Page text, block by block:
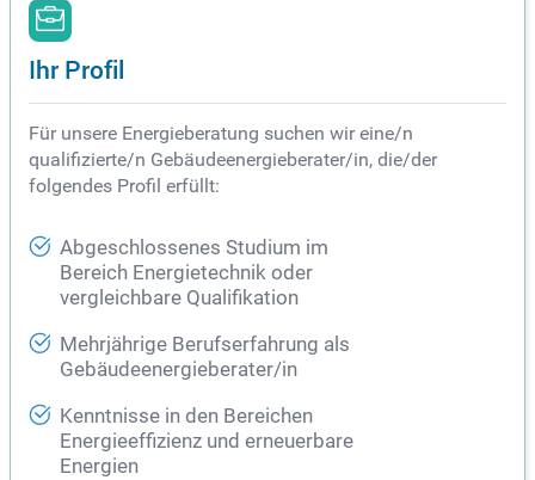
Ihr Profil
Für unsere Energieberatung suchen wir eine/n
qualifizierte/n Gebäudeenergieberater/in, die/der
folgendes Profil erfüllt:
Abgeschlossenes Studium im
Bereich Energietechnik oder
vergleichbare Qualifikation
Mehrjährige Berufserfahrung als
Gebäudeenergieberater/in
Kenntnisse in den Bereichen
Energieeffizienz und erneuerbare
Energien